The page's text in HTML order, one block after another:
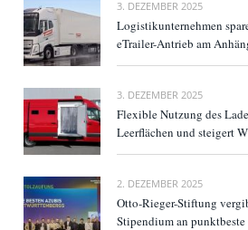
3. DEZEMBER 2025
Logistikunternehmen
eTrailer-Antrieb am
3. DEZEMBER 2025
Flexible Nutzung des
Leerflächen und steigert
2. DEZEMBER 2025
Otto-Rieger-Stiftung
Stipendium an